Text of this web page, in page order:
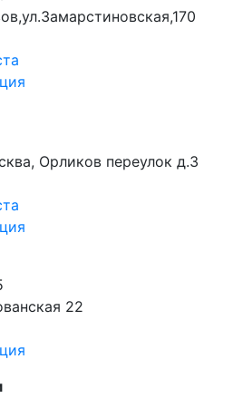
Орликов переулок д.3
22